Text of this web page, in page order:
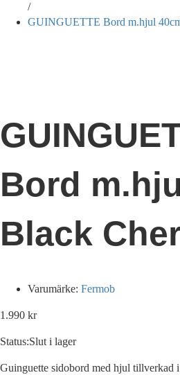
/
GUINGUETTE Bord m.hjul
Bord
Black
Varumärke: Fermob
1.990 kr
Status:Slut i lager
Guinguette sidobord med hjul tillverkad